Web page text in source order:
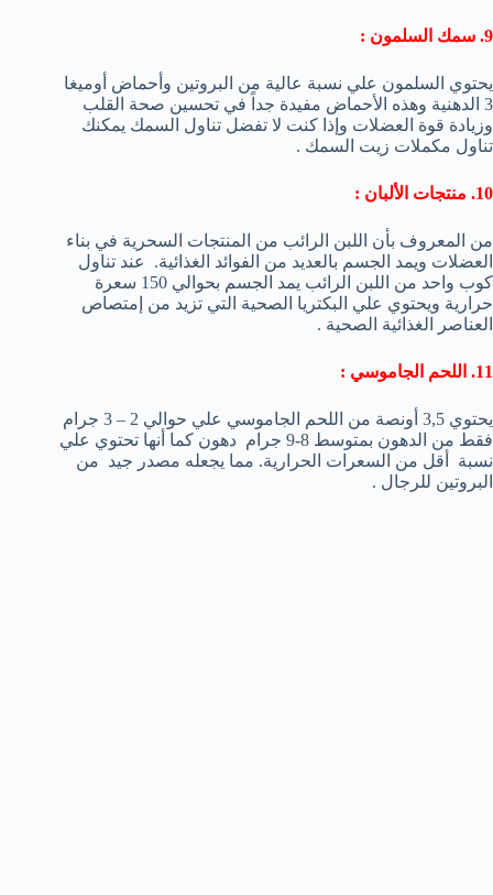
9. سمك السلمون :
يحتوي السلمون علي نسبة عالية من البروتين وأحماض أوميغا
3 الدهنية وهذه الأحماض مفيدة جداً في تحسين صحة القلب
وزيادة قوة العضلات وإذا كنت لا تفضل تناول السمك يمكنك
تناول مكملات زيت السمك .
10. منتجات الألبان :
من المعروف بأن اللبن الرائب من المنتجات السحرية في بناء
العضلات ويمد الجسم بالعديد من الفوائد الغذائية. عند تناول
كوب واحد من اللبن الرائب يمد الجسم بحوالي 150 سعرة
حرارية ويحتوي علي البكتريا الصحية التي تزيد من إمتصاص
العناصر الغذائية الصحية .
11. اللحم الجاموسي :
يحتوي 3,5 أونصة من اللحم الجاموسي علي حوالي 2 – 3 جرام
فقط من الدهون بمتوسط 8-9 جرام دهون كما أنها تحتوي علي
نسبة أقل من السعرات الحرارية. مما يجعله مصدر جيد من
البروتين للرجال .